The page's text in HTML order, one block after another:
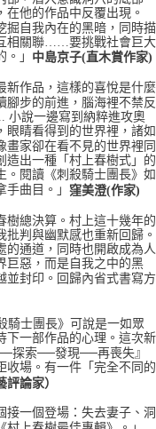
他的作品中反覆出現。
自我內在的黑暗，同時描
相關聯……要挑戰社會巨大
」 中島京子(直木賞作家)
新作品，這樣的喜悅是什麼
步的前進，腦海裡不禁反
小說一邊寫到納粹進攻奧
眼睛看得到的世界裡，諸如
畫家卻在看不見的世界裡同
出一種「村上春樹式」的
。閱讀《刺殺騎士團長》如
曲目。」 窪美澄(作家)
樹總決算。 村上這十幾年的
批判與幽默感也重新回歸。
的通道，同時也開啟成為人
巨惡，而是自我之中的黑
並封印。回歸內省式書寫方
騎士團長》可說是一如眾
下一部作品的心理。這次新
探索──發現──再喪失』
收場。 有一件「完全不同的
評論家）
接一個登場：失去妻子、洞